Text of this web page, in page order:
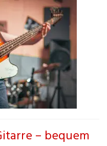
– bequem